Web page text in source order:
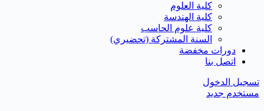
كلية العلوم
كلية الهندسة
كلية علوم الحاسب
السنة المشتركة (تحضيري)
دورات مخفضة
اتصل بنا
تسجيل الدخول
مستخدم جديد